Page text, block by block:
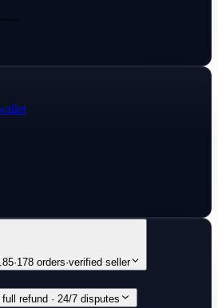
·178 orders·verified seller
full refund · 24/7 disputes